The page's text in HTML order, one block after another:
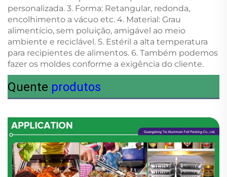
personalizada. 3. Forma: Retangular, redonda,
encolhimento a vácuo etc. 4. Material: Grau
alimentício, sem poluição, amigável ao meio
ambiente e reciclável. 5. Estéril a alta temperatura
para recipientes de alimentos. 6. Também podemos
fazer os moldes conforme a exigência do cliente.
Quente produtos